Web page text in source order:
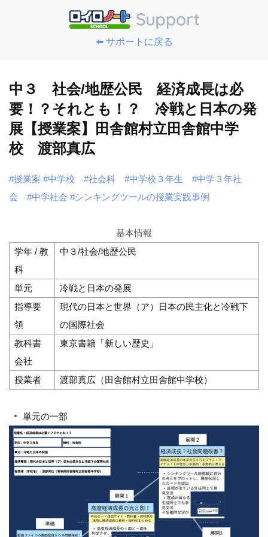
⬅️ サポートに戻る
中３ 社会/地歴公民 経済成長は必
要！？それとも！？ 冷戦と日本の発
展【授業案】田舎館村立田舎館中学
校 渡部真広
#授業案 #中学校 #社会科 #中学校３年生
#中学３年社
会
#中学社会 #シンキングツールの授業実践事例
基本情報
学年 / 教
科
中３/社会/地歴公民
単元
冷戦と日本の発展
指導要
領
現代の日本と世界（ア）日本の民主化と冷戦下
の国際社会
教科書
会社
東京書籍「新しい歴史」
授業者 渡部真広（田舎館村立田舎館中学校）
単元の一部